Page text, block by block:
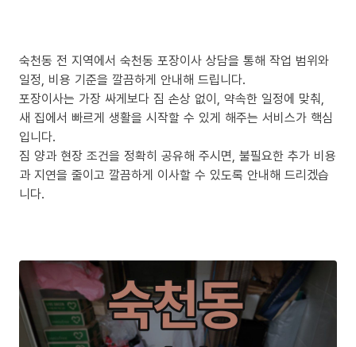
숙천동 전 지역에서 숙천동 포장이사 상담을 통해 작업 범위와
일정, 비용 기준을 깔끔하게 안내해 드립니다.
포장이사는 가장 싸게보다 짐 손상 없이, 약속한 일정에 맞춰,
새 집에서 빠르게 생활을 시작할 수 있게 해주는 서비스가 핵심
입니다.
짐 양과 현장 조건을 정확히 공유해 주시면, 불필요한 추가 비용
과 지연을 줄이고 깔끔하게 이사할 수 있도록 안내해 드리겠습
니다.